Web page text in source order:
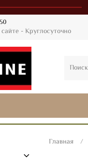
- Круглосуточно
Главная